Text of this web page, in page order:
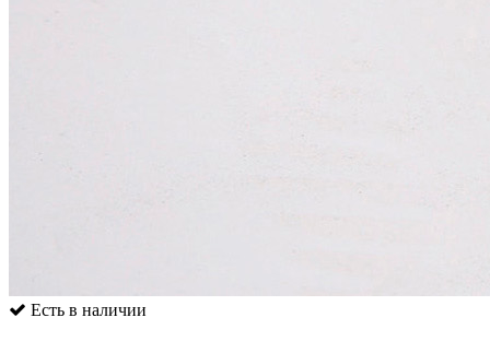
Есть в наличии